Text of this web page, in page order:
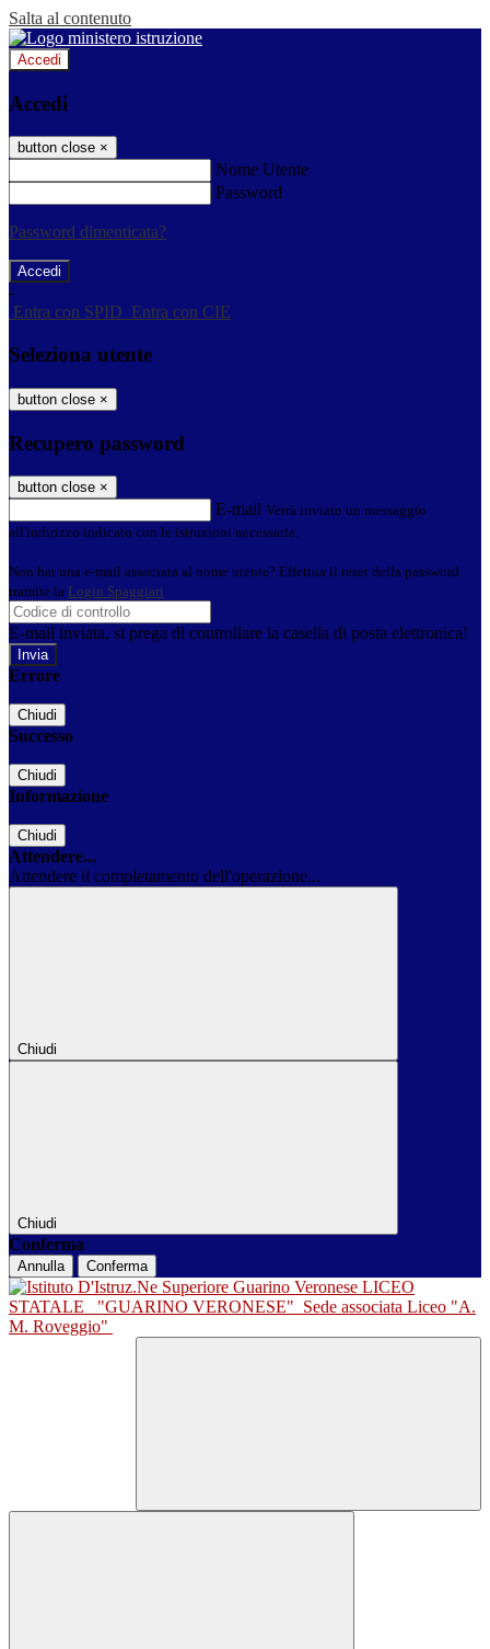
Salta al contenuto
Accedi
Accedi
button close ×
Nome Utente
Password
Password dimenticata?
-
Entra con SPID Entra con CIE
Seleziona utente
button close ×
Recupero password
button close ×
E-mail Verrà inviato un messaggio
all'indirizzo indicato con le istruzioni necessarie.
Non hai una e-mail associata al nome utente? Effettua il reset della password
tramite la Login Spaggiari
E-mail inviata, si prega di controllare la casella di posta elettronica!
Errore
Chiudi
Successo
Chiudi
Informazione
Chiudi
Attendere...
Attendere il completamento dell'operazione...
Chiudi
Chiudi
Conferma
Annulla Conferma
LICEO
STATALE
"GUARINO VERONESE" Sede associata Liceo "A.
M. Roveggio"